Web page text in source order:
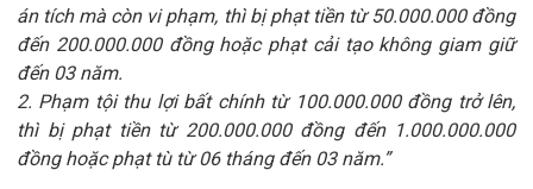
án tích mà còn vi phạm, thì bị phạt tiền từ 50.000.000 đồng
đến 200.000.000 đồng hoặc phạt cải tạo không giam giữ
đến 03 năm.
2. Phạm tội thu lợi bất chính từ 100.000.000 đồng trở lên,
thì bị phạt tiền từ 200.000.000 đồng đến 1.000.000.000
đồng hoặc phạt tù từ 06 tháng đến 03 năm.”